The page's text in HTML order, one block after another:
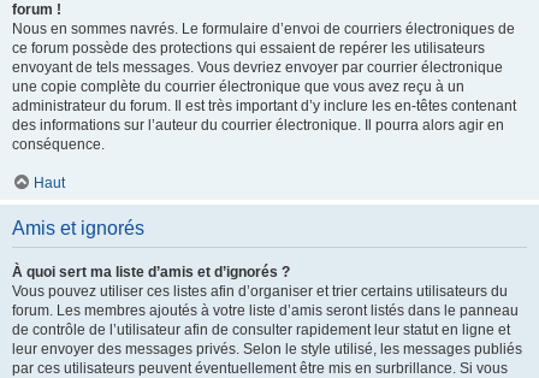
forum !
Nous en sommes navrés. Le formulaire d’envoi de courriers électroniques de
ce forum possède des protections qui essaient de repérer les utilisateurs
envoyant de tels messages. Vous devriez envoyer par courrier électronique
une copie complète du courrier électronique que vous avez reçu à un
administrateur du forum. Il est très important d’y inclure les en-têtes contenant
des informations sur l’auteur du courrier électronique. Il pourra alors agir en
conséquence.
Haut
Amis et ignorés
À quoi sert ma liste d’amis et d’ignorés ?
Vous pouvez utiliser ces listes afin d’organiser et trier certains utilisateurs du
forum. Les membres ajoutés à votre liste d’amis seront listés dans le panneau
de contrôle de l’utilisateur afin de consulter rapidement leur statut en ligne et
leur envoyer des messages privés. Selon le style utilisé, les messages publiés
par ces utilisateurs peuvent éventuellement être mis en surbrillance. Si vous